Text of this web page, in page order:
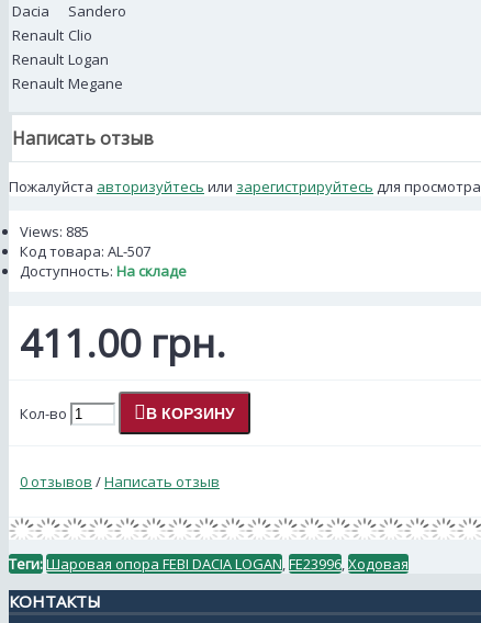
Dacia
Sandero
Renault Clio
Renault Logan
Renault Megane
Написать отзыв
Пожалуйста авторизуйтесь или зарегистрируйтесь для просмотра
Views: 885
Код товара: AL-507
Доступность: На складе
411.00 грн.
Кол-во В КОРЗИНУ
0 отзывов /Написать отзыв
Теги:Шаровая опора FEBI DACIA LOGAN,FE23996,Ходовая
КОНТАКТЫ